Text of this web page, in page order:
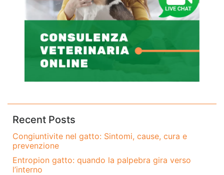
Recent Posts
Congiuntivite nel gatto: Sintomi, cause, cura e
prevenzione
Entropion gatto: quando la palpebra gira verso
l’interno